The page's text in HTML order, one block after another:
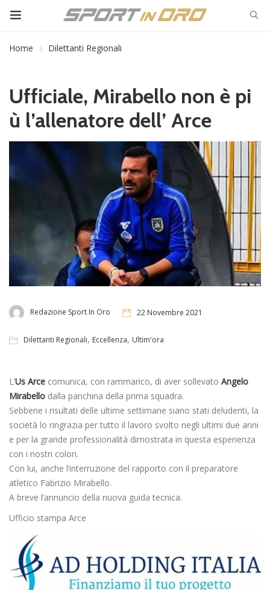
Home Dilettanti Regionali
Ufficiale, Mirabello non è pi
ù l’allenatore dell’ Arce
Redazione Sport In Oro 22 Novembre 2021
Dilettanti Regionali, Eccellenza, Ultim'ora
L’Us Arce comunica, con rammarico, di aver sollevato Angelo
Mirabello dalla panchina della prima squadra.
Sebbene i risultati delle ultime settimane siano stati deludenti, la
società lo ringrazia per tutto il lavoro svolto negli ultimi due anni
e per la grande professionalità dimostrata in questa esperienza
con i nostri colori.
Con lui, anche l’interruzione del rapporto con il preparatore
atletico Fabrizio Mirabello.
A breve l’annuncio della nuova guida tecnica.
Ufficio stampa Arce